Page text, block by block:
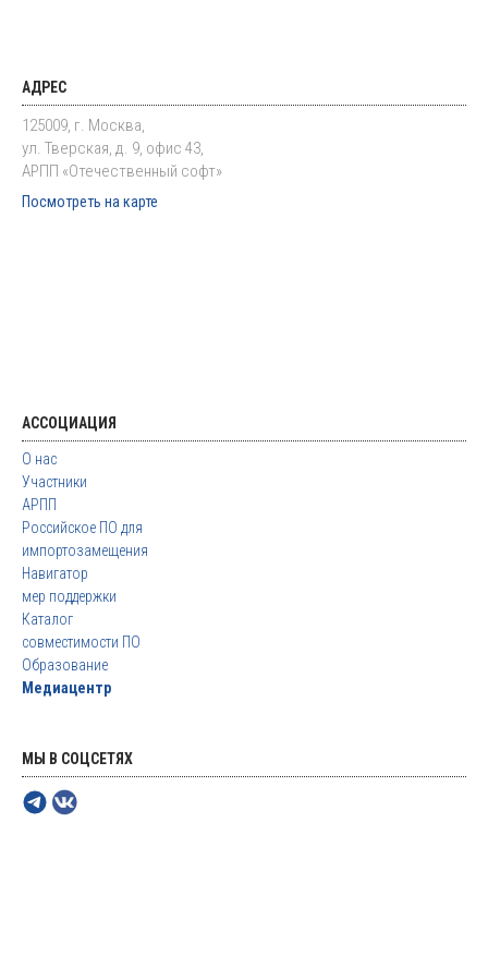
АДРЕС
125009, г. Москва,
ул. Тверская, д. 9, офис 43,
АРПП «Отечественный софт»
Посмотреть на карте
АССОЦИАЦИЯ
О нас
Участники
АРПП
Российское ПО для
импортозамещения
Навигатор
мер поддержки
Каталог
совместимости ПО
Образование
Медиацентр
МЫ В СОЦСЕТЯХ